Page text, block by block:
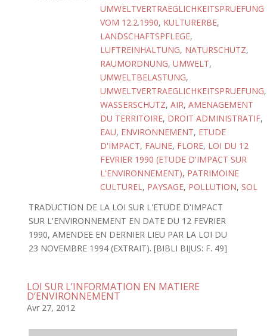
UMWELTVERTRAEGLICHKEITSPRUEFUNG
VOM 12.2.1990, KULTURERBE,
LANDSCHAFTSPFLEGE,
LUFTREINHALTUNG, NATURSCHUTZ,
RAUMORDNUNG, UMWELT,
UMWELTBELASTUNG,
UMWELTVERTRAEGLICHKEITSPRUEFUNG,
WASSERSCHUTZ, AIR, AMENAGEMENT
DU TERRITOIRE, DROIT ADMINISTRATIF,
EAU, ENVIRONNEMENT, ETUDE
D'IMPACT, FAUNE, FLORE, LOI DU 12
FEVRIER 1990 (ETUDE D'IMPACT SUR
L'ENVIRONNEMENT), PATRIMOINE
CULTUREL, PAYSAGE, POLLUTION, SOL
TRADUCTION DE LA LOI SUR L'ETUDE D'IMPACT
SUR L'ENVIRONNEMENT EN DATE DU 12 FEVRIER
1990, AMENDEE EN DERNIER LIEU PAR LA LOI DU
23 NOVEMBRE 1994 (EXTRAIT). [BIBLI BIJUS: F. 49]
LOI SUR L’INFORMATION EN MATIERE
D’ENVIRONNEMENT
Avr 27, 2012